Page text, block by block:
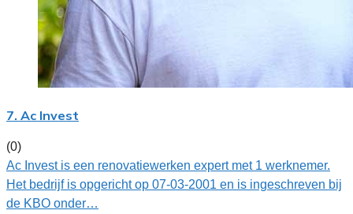
7. Ac Invest
(0)
Ac Invest is een renovatiewerken expert met 1 werknemer.
Het bedrijf is opgericht op 07-03-2001 en is ingeschreven bij
de KBO onder…